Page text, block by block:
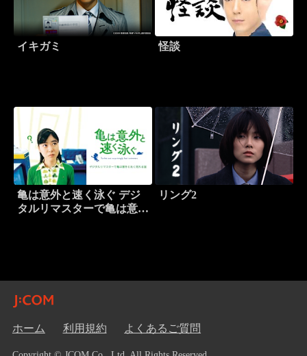
イキガミ 怪談
亀は意外と速く泳ぐ デジ
タルリマスターで亀は意外
リング2
ホーム 利用規約 よくあるご質問